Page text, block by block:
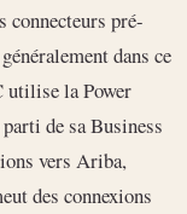
connecteurs pré-
dans ce
utilise la Power
de sa Business
vers Ariba,
des connexions